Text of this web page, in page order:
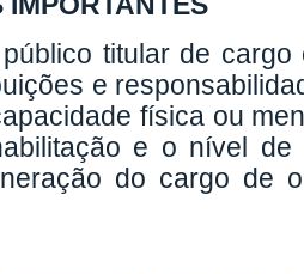
titular de
e
física ou
e o nível
do cargo de